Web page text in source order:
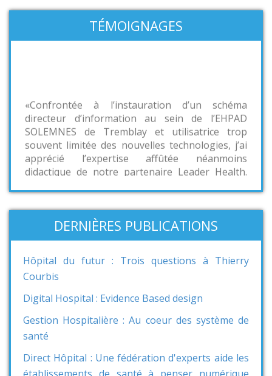
TÉMOIGNAGES
«Confrontée à l’instauration d’un schéma
directeur d’information au sein de l’EHPAD
SOLEMNES de Tremblay et utilisatrice trop
souvent limitée des nouvelles technologies, j’ai
apprécié l’expertise affûtée néanmoins
didactique de notre partenaire Leader Health.
qui nous permet de faire face plus sereinement
et complètement à nos obligations
réglementaires. » Dr Nativelle Médecin
coordonnateur Groupe Solemnes EHPAD
« Notre Groupe spécialisé dans la gestion des
d’Alzheimer se développe dans la région Ile de
France. Nous avons souhaité mettre en place
une politique très innovante en nous appuyant
sur les nouvelles technologies. Nous avons
trouvé chez Leader Health un partenaire
remarquable qui nous a permis de définir notre
DERNIÈRES PUBLICATIONS
Hôpital du futur : Trois questions à Thierry
Courbis
Digital Hospital : Evidence Based design
Gestion Hospitalière : Au coeur des système de
santé
Direct Hôpital : Une fédération d'experts aide les